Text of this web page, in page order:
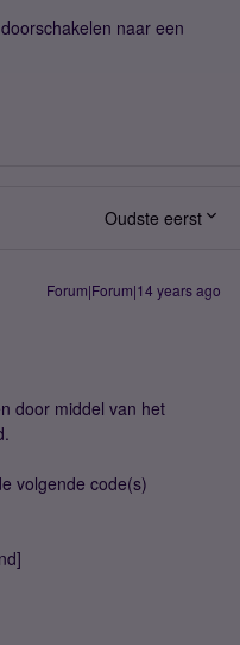
naar een
Oudste eerst
Forum|Forum|14 years ago
door middel van het
volgende code(s)